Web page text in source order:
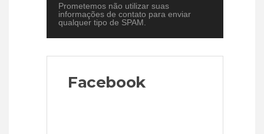
Prometemos não utilizar suas
informações de contato para enviar
qualquer tipo de SPAM.
Facebook